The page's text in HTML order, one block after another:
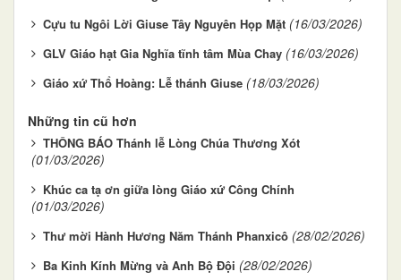
Cựu tu Ngôi Lời Giuse Tây Nguyên Họp Mặt (16/03/2026)
GLV Giáo hạt Gia Nghĩa tĩnh tâm Mùa Chay (16/03/2026)
Giáo xứ Thổ Hoàng: Lễ thánh Giuse (18/03/2026)
Những tin cũ hơn
THÔNG BÁO Thánh lễ Lòng Chúa Thương Xót
(01/03/2026)
Khúc ca tạ ơn giữa lòng Giáo xứ Công Chính
(01/03/2026)
Thư mời Hành Hương Năm Thánh Phanxicô (28/02/2026)
Ba Kinh Kính Mừng và Anh Bộ Đội (28/02/2026)